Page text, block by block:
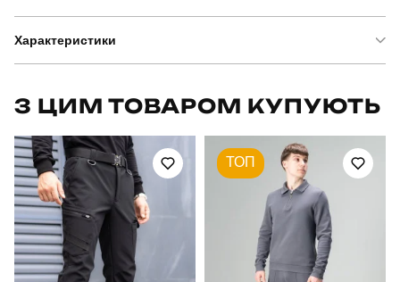
Характеристики
Артикул PNjo1281Lge
Призначення для повсякденного носіння
Стать
З ЦИМ ТОВАРОМ КУПУЮТЬ
ТОП